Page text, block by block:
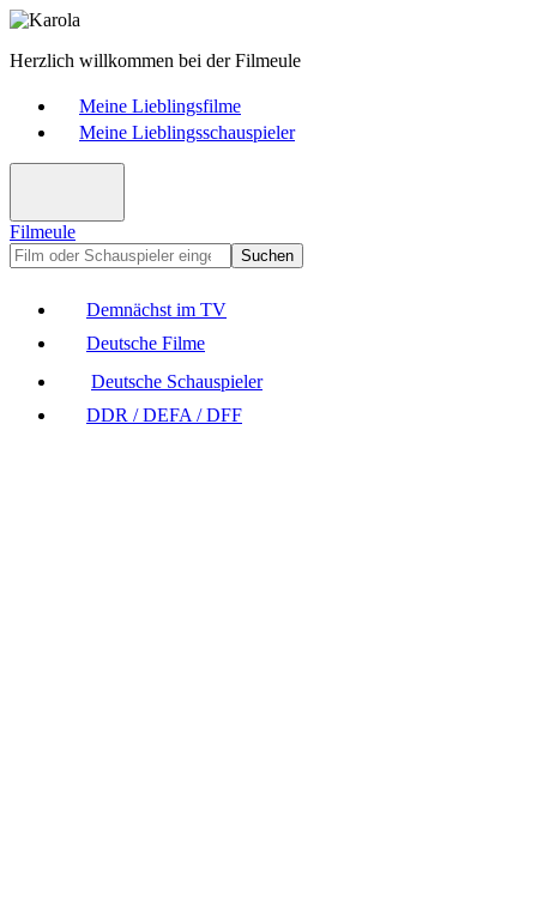
Herzlich willkommen bei der Filmeule
Meine Lieblingsfilme
Meine Lieblingsschauspieler
Filmeule
Suchen
Demnächst im TV
Deutsche Filme
Deutsche Schauspieler
DDR / DEFA / DFF